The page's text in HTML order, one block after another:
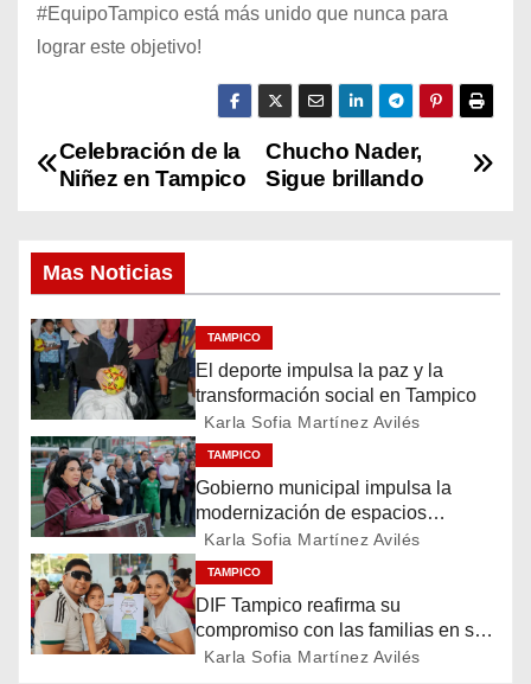
#EquipoTampico está más unido que nunca para
lograr este objetivo!
N
v
e
g
a
c
i
ó
n
d
Chucho Nader,
Sigue brillando
Celebración de la
Niñez en Tampico
Mas Noticias
TAMPICO
El deporte impulsa la paz y la
transformación social en Tampico
Karla Sofia Martínez Avilés
TAMPICO
Gobierno municipal impulsa la
modernización de espacios
deportivos en la ciudad
Karla Sofia Martínez Avilés
TAMPICO
DIF Tampico reafirma su
compromiso con las familias en su
día
Karla Sofia Martínez Avilés